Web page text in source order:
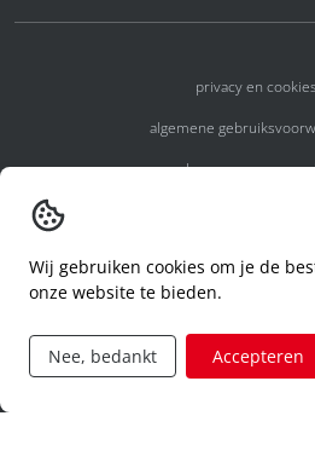
privacy en cookies
algemene
algemene
code of conduct
aanvraag rechten ivm
Wij gebruiken cookies om je de
onze website te bieden.
Nee, bedankt Accepteren